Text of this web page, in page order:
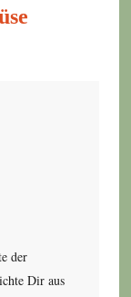
der
Dir aus